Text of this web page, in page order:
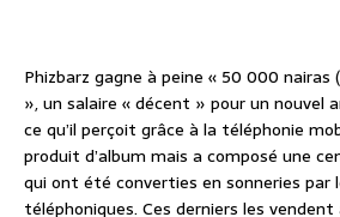
Phizbarz gagne à peine « 50 000 nairas
», un salaire « décent » pour un nouvel
ce qu’il perçoit grâce à la téléphonie
produit d’album mais a composé une
qui ont été converties en sonneries par
téléphoniques. Ces derniers les vendent